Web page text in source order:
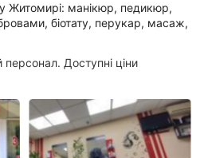
Житомирі: манікюр, педикюр,
біотату, перукар, масаж,
Доступні ціни